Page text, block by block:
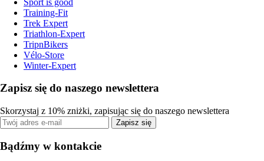
Training-Fit
Trek Expert
Triathlon-Expert
TripnBikers
Vélo-Store
Winter-Expert
Zapisz się do naszego newslettera
Skorzystaj z 10% zniżki, zapisując się do naszego newslettera
Zapisz się
Bądźmy w kontakcie